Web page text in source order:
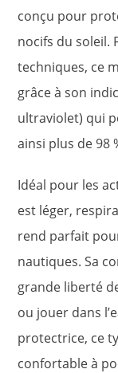
conçu pour
nocifs du soleil.
techniques, ce
grâce à son
ultraviolet) qui
ainsi plus de 98
Idéal pour les
est léger,
rend parfait
nautiques. Sa
grande liberté
ou jouer dans
protectrice, ce
confortable à